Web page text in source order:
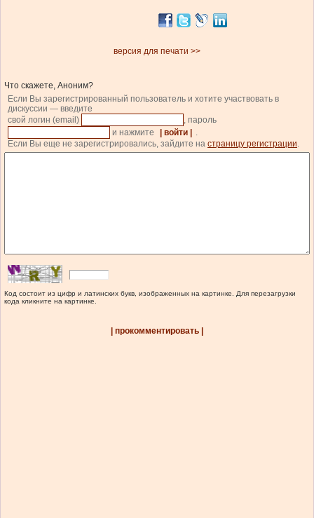
версия для печати >>
Что скажете, Аноним?
Если Вы зарегистрированный пользователь и хотите участвовать в
дискуссии — введите
свой логин (email)
, пароль
и нажмите
| войти |
.
Если Вы еще не зарегистрировались, зайдите на страницу регистрации.
Код состоит из цифр и латинских букв, изображенных на картинке. Для перезагрузки
кода кликните на картинке.
| прокомментировать |